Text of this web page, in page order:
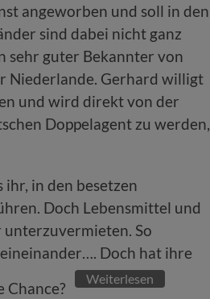
angeworben und soll in den
sind dabei nicht ganz
sehr guter Bekannter von
Niederlande. Gerhard willigt
und wird direkt von der
Doppelagent zu werden,
ihr, in den besetzen
Doch Lebensmittel und
unterzuvermieten. So
Doch hat ihre
Chance?
Weiterlesen